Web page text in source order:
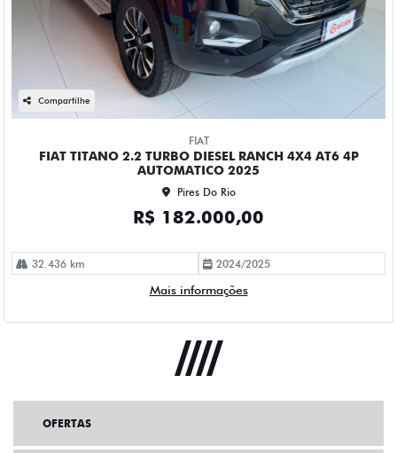
Compartilhe
FIAT
FIAT TITANO 2.2 TURBO DIESEL RANCH 4X4 AT6 4P
AUTOMATICO 2025
Pires Do Rio
R$ 182.000,00
32.436 km 2024/2025
Mais informações
OFERTAS